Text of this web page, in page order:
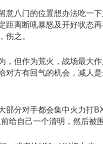
八门的位置想办法吃一下
距离断吼暴怒及开好状态
伤之。
但作为荒火，战场最大作
对方有回气的机会，减人是
分对手都会集中火力打
给自己一个清明，然后被